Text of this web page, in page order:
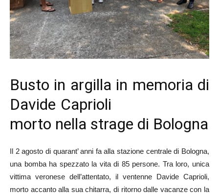
Busto in argilla in memoria di
Davide Caprioli
morto nella strage di Bologna
Il 2 agosto di quarant’ anni fa alla stazione centrale di Bologna,
una bomba ha spezzato la vita di 85 persone. Tra loro, unica
vittima veronese dell’attentato, il ventenne Davide Caprioli,
morto accanto alla sua chitarra, di ritorno dalle vacanze con la